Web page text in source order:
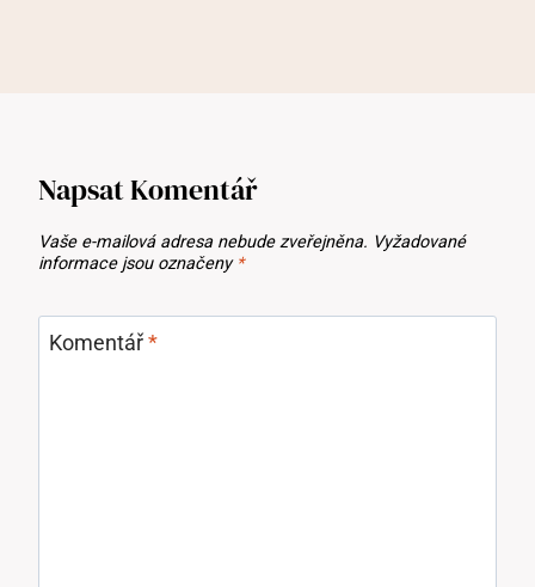
Napsat Komentář
Vaše e-mailová adresa nebude zveřejněna. Vyžadované
informace jsou označeny *
Komentář*